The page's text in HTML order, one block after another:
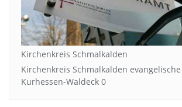
Kirchenkreis Schmalkalden
Kirchenkreis Schmalkalden
Kurhessen-Waldeck 0